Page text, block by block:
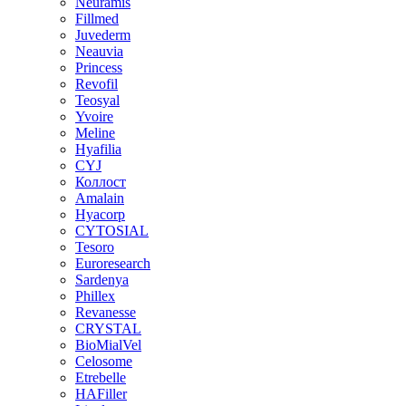
Fillmed
Juvederm
Neauvia
Princess
Revofil
Teosyal
Yvoire
Meline
Hyafilia
CYJ
Коллост
Amalain
Hyacorp
CYTOSIAL
Tesoro
Euroresearch
Sardenya
Phillex
Revanesse
CRYSTAL
BioMialVel
Celosome
Etrebelle
HAFiller